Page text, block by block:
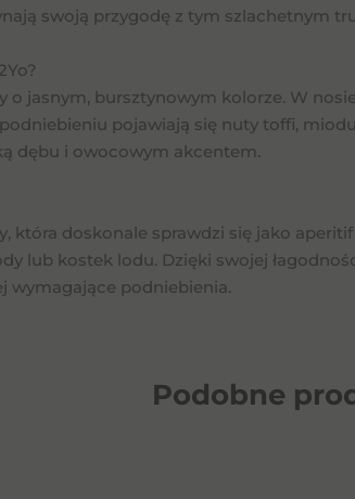
swoją przygodę z tym szlachetnym
o jasnym, bursztynowym kolorze. W
pojawiają się nuty toffi,
dębu i owocowym akcentem.
która doskonale sprawdzi się jako
lub kostek lodu. Dzięki swojej
wymagające podniebienia.
Podobne